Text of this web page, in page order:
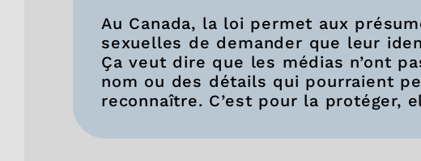
Au Canada, la loi permet aux
sexuelles de demander que leur
Ça veut dire que les médias n’ont
nom ou des détails qui pourraient
reconnaître. C’est pour la protéger,